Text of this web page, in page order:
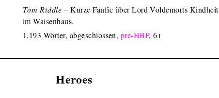
Tom Riddle – Kurze Fanfic über Lord Voldemorts Kindheit
im Waisenhaus.
1.193 Wörter, abgeschlossen, pre-HBP, 6+
Heroes